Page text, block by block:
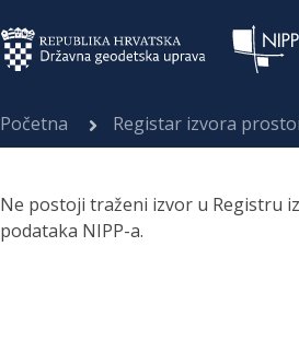
Početna Registar izvora
Ne postoji traženi izvor u Registru
podataka NIPP-a.